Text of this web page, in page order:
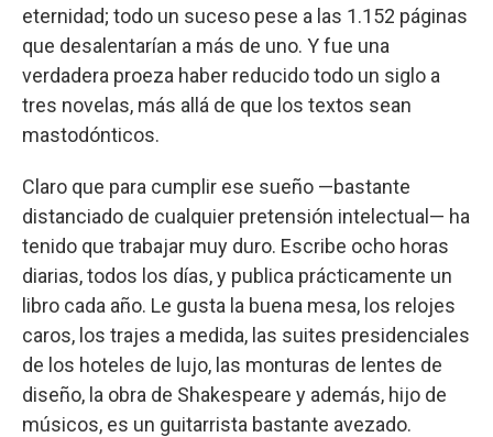
eternidad; todo un suceso pese a las 1.152 páginas
que desalentarían a más de uno. Y fue una
verdadera proeza haber reducido todo un siglo a
tres novelas, más allá de que los textos sean
mastodónticos.
Claro que para cumplir ese sueño —bastante
distanciado de cualquier pretensión intelectual— ha
tenido que trabajar muy duro. Escribe ocho horas
diarias, todos los días, y publica prácticamente un
libro cada año. Le gusta la buena mesa, los relojes
caros, los trajes a medida, las suites presidenciales
de los hoteles de lujo, las monturas de lentes de
diseño, la obra de Shakespeare y además, hijo de
músicos, es un guitarrista bastante avezado.